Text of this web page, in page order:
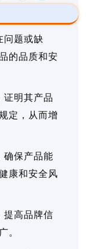
问题或缺
的品质和安
证明其产品
定，从而增
确保产品能
康和安全风
提高品牌信
。